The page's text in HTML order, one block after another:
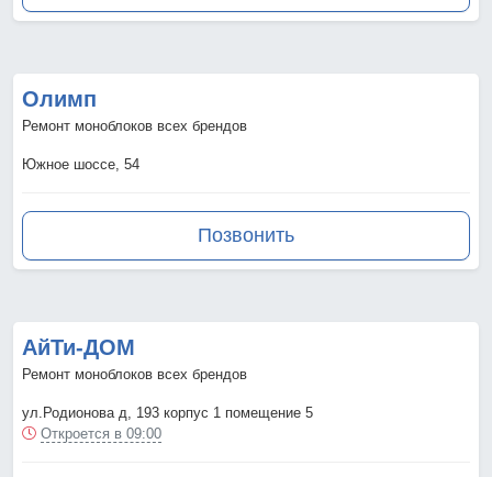
Олимп
Ремонт моноблоков всех брендов
Южное шоссе, 54
Позвонить
АйТи-ДОМ
Ремонт моноблоков всех брендов
ул.Родионова д, 193 корпус 1 помещение 5
Откроется в 09:00